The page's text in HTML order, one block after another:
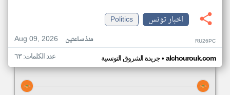
اخبار تونس
Politics
Aug 09, 2026
منذ ساعتين RU26PC
جريدة الشروق التونسية• alchourouk.com عدد الكلمات: ٦٣